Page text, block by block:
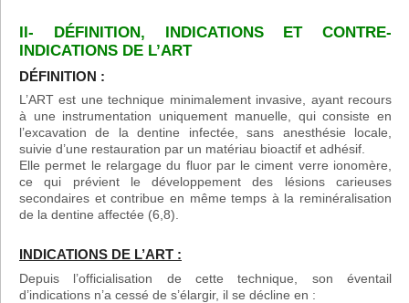
II- DÉFINITION, INDICATIONS ET CONTRE-
INDICATIONS DE L’ART
DÉFINITION :
L’ART est une technique minimalement invasive, ayant recours
à une instrumentation uniquement manuelle, qui consiste en
l’excavation de la dentine infectée, sans anesthésie locale,
suivie d’une restauration par un matériau bioactif et adhésif.
Elle permet le relargage du fluor par le ciment verre ionomère,
ce qui prévient le développement des lésions carieuses
secondaires et contribue en même temps à la reminéralisation
de la dentine affectée (6,8).
INDICATIONS DE L’ART :
Depuis l’officialisation de cette technique, son éventail
d’indications n’a cessé de s’élargir, il se décline en :